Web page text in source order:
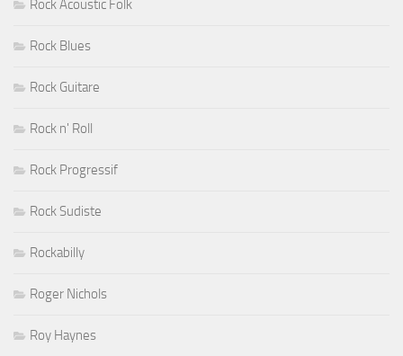
Rock Acoustic Folk
Rock Blues
Rock Guitare
Rock n' Roll
Rock Progressif
Rock Sudiste
Rockabilly
Roger Nichols
Roy Haynes